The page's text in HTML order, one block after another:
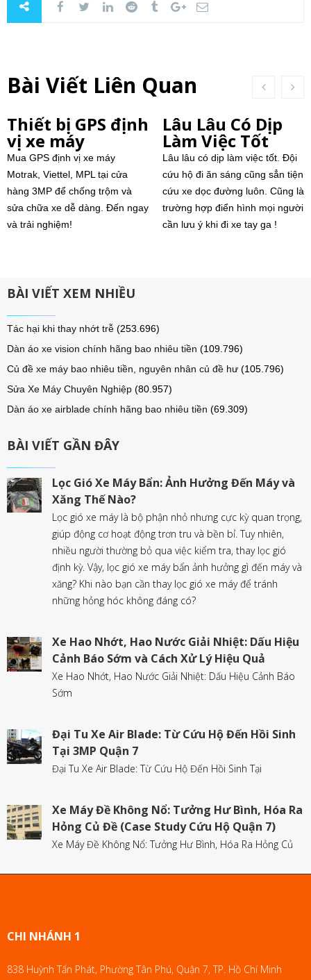
Bài Viết Liên Quan
Thiết bị GPS định
vị xe máy
Mua GPS định vị xe máy
Motrak, Viettel, MPL tại cửa
hàng 3MP để chống trộm và
sửa chữa xe dễ dàng. Đến ngay
và trải nghiệm!
Lâu Lâu Có Dịp
Làm Việc Tốt
Lâu lâu có dịp làm việc tốt. Đội
cứu hộ đi ăn sáng cũng sẳn tiện
cứu xe dọc đường luôn. Cũng là
trường hợp điển hình mọi người
cần lưu ý khi đi xe tay ga !
BÀI VIẾT XEM NHIỀU
Tác hại khi thay nhớt trễ (253.696)
Dàn áo xe vision chính hãng bao nhiêu tiền (109.796)
Củ đề xe máy bao nhiêu tiền, nguyên nhân củ đề hư (105.796)
Sửa Xe Máy Chuyên Nghiệp (80.957)
Dàn áo xe airblade chính hãng bao nhiêu tiền (69.309)
BÀI VIẾT GẦN ĐÂY
Lọc Gió Xe Máy Bẩn: Ảnh Hưởng Đến Máy và
Xăng Thế Nào?
Lọc gió xe máy là bộ phận nhỏ nhưng cực kỳ quan trọng,
giúp động cơ hoạt động trơn tru và bền bỉ. Tuy nhiên,
nhiều người thường bỏ qua việc kiểm tra, thay lọc gió
định kỳ. Vậy, lọc gió xe máy bẩn ảnh hưởng gì đến máy và
xăng? Khi nào bạn cần thay lọc gió xe máy để tránh
những hỏng hóc không đáng có?
Xe Hao Nhớt, Hao Nước Giải Nhiệt: Dấu Hiệu
Cảnh Báo Sớm và Cách Xử Lý Hiệu Quả
Xe Hao Nhớt, Hao Nước Giải Nhiệt: Dấu Hiệu Cảnh Báo
Sớm
Đại Tu Xe Air Blade: Từ Cứu Hộ Đến Hồi Sinh
Tại 3MP Quận 7
Đại Tu Xe Air Blade: Từ Cứu Hộ Đến Hồi Sinh Tại
Xe Máy Đề Không Nổ: Tưởng Hư Bình, Hóa Ra
Hỏng Củ Đề (Case Study Cứu Hộ Quận 7)
Xe Máy Đề Không Nổ: Tưởng Hư Bình, Hóa Ra Hỏng Củ
CHI NHÁNH 1
838 Huỳnh Tấn Phát, Phường Tân Phú, Quận 7, TP. Hồ Chí Minh